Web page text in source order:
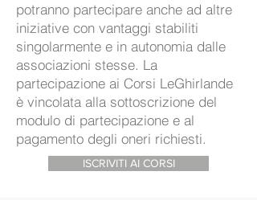
potranno partecipare anche ad altre
iniziative con vantaggi stabiliti
singolarmente e in autonomia dalle
associazioni stesse. La
partecipazione ai Corsi LeGhirlande
è vincolata alla sottoscrizione del
modulo di partecipazione e al
pagamento degli oneri richiesti.
ISCRIVITI AI CORSI